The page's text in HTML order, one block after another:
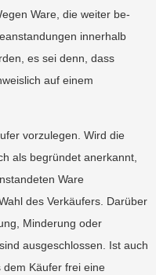
Ware, die weiter be-
innerhalb
es sei denn, dass
auf einem
vorzulegen. Wird die
als begründet anerkannt,
Ware
des Verkäufers. Darüber
Minderung oder
ausgeschlossen. Ist auch
Käufer frei eine